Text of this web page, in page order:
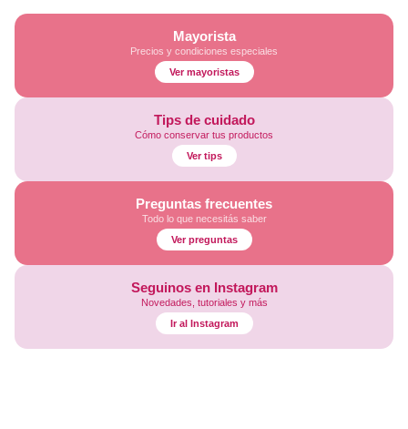
Mayorista
Precios y condiciones especiales
Ver mayoristas
Tips de cuidado
Cómo conservar tus productos
Ver tips
Preguntas frecuentes
Todo lo que necesitás saber
Ver preguntas
Seguinos en Instagram
Novedades, tutoriales y más
Ir al Instagram